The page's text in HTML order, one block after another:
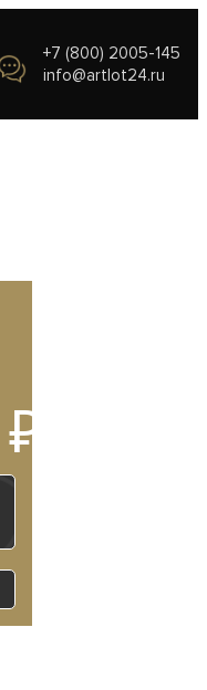
+7 (800) 2005-145
info@artlot24.ru
₽